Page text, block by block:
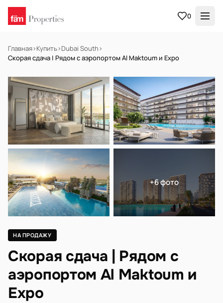
0
Главная›Купить›Dubai South›
Скорая сдача | Рядом с аэропортом Al Maktoum и Expo
НА ПРОДАЖУ Off-plan
+6 фото
НА ПРОДАЖУ
Скорая сдача | Рядом с
аэропортом Al Maktoum и
Expo